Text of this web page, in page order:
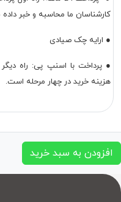
کارشناسان ما محاسبه و خبر
● ارایه چک صیادی
● پرداخت با اسنپ پی: راه
هزینه خرید در چهار مرحله است.
افزودن به سبد خرید